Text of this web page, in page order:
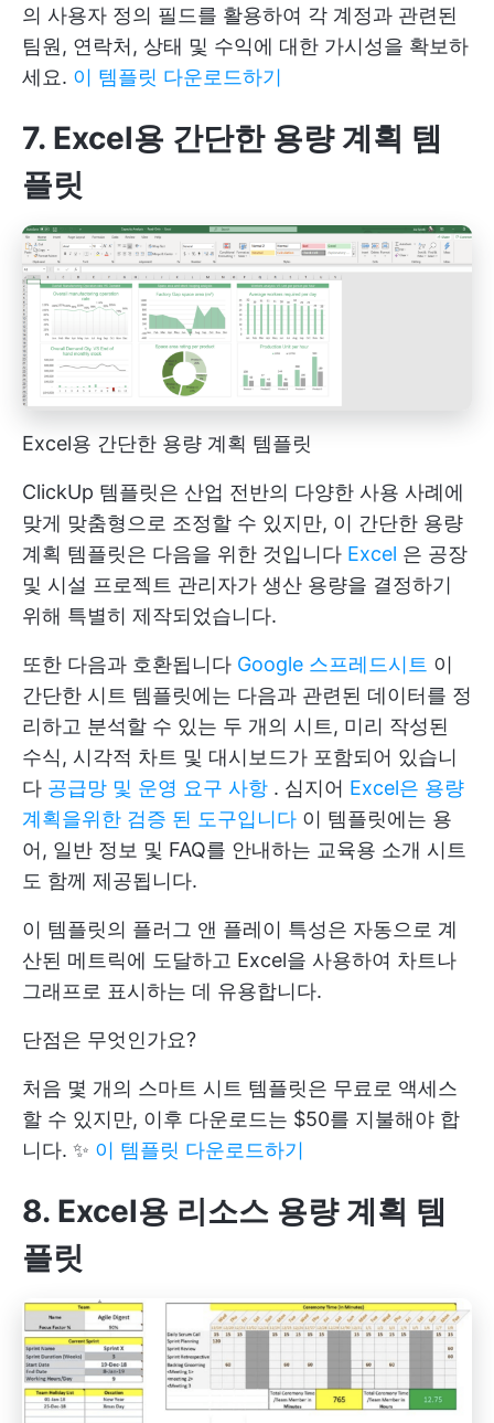
의 사용자 정의 필드를 활용하여 각 계정과 관련된
팀원, 연락처, 상태 및 수익에 대한 가시성을 확보하
세요. 이 템플릿 다운로드하기
7. Excel용 간단한 용량 계획 템
플릿
Excel용 간단한 용량 계획 템플릿
ClickUp 템플릿은 산업 전반의 다양한 사용 사례에
맞게 맞춤형으로 조정할 수 있지만, 이 간단한 용량
계획 템플릿은 다음을 위한 것입니다 Excel 은 공장
및 시설 프로젝트 관리자가 생산 용량을 결정하기
위해 특별히 제작되었습니다.
또한 다음과 호환됩니다 Google 스프레드시트 이
간단한 시트 템플릿에는 다음과 관련된 데이터를 정
리하고 분석할 수 있는 두 개의 시트, 미리 작성된
수식, 시각적 차트 및 대시보드가 포함되어 있습니
다 공급망 및 운영 요구 사항 . 심지어 Excel은 용량
계획을위한 검증 된 도구입니다 이 템플릿에는 용
어, 일반 정보 및 FAQ를 안내하는 교육용 소개 시트
도 함께 제공됩니다.
이 템플릿의 플러그 앤 플레이 특성은 자동으로 계
산된 메트릭에 도달하고 Excel을 사용하여 차트나
그래프로 표시하는 데 유용합니다.
단점은 무엇인가요?
처음 몇 개의 스마트 시트 템플릿은 무료로 액세스
할 수 있지만, 이후 다운로드는 $50를 지불해야 합
니다. ✨ 이 템플릿 다운로드하기
8. Excel용 리소스 용량 계획 템
플릿